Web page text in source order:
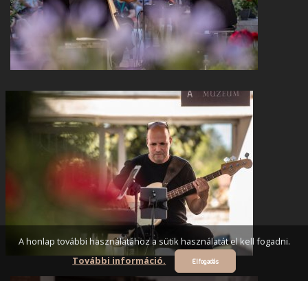
A honlap további használatához a sütik használatát el kell fogadni.
További információ.
Elfogadás